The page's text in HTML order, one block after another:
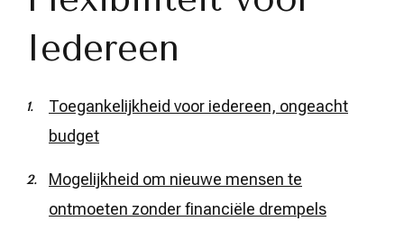
Iedereen
Toegankelijkheid voor iedereen, ongeacht
budget
Mogelijkheid om nieuwe mensen te
ontmoeten zonder financiële drempels